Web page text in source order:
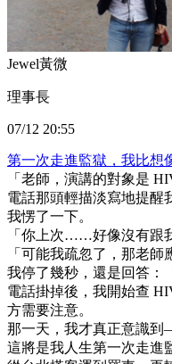
Jewel黃微
理事長
07/12 20:55
第一次走進監獄，我比想
「老師，演講的對象是
電話那頭輕描淡寫地提醒
我愣了一下。
「你上次……好像沒有跟
「可能我疏忽了，那老師
我停了幾秒，還是回答：
電話掛掉後，我開始查
方需要注意。
那一天，我才真正意識
這將是我人生第一次走進